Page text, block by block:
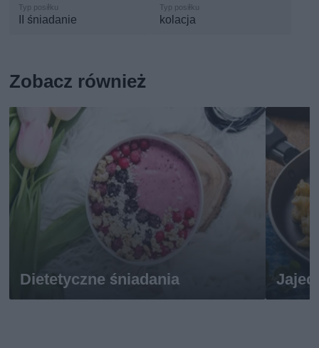
II śniadanie kolacja
Zobacz również
Dietetyczne śniadania